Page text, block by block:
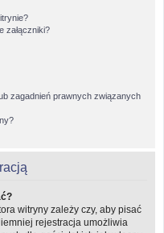
załączniki?
zagadnień prawnych związanych
witryny zależy czy, aby pisać
rejestracja umożliwia